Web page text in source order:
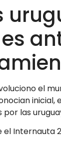
el
las
Internauta